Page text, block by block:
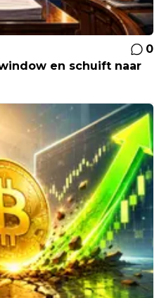
0
en schuift naar